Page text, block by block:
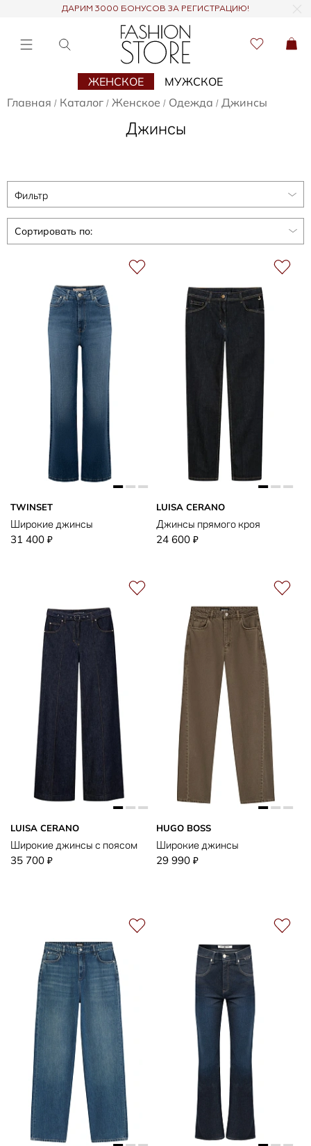
ДАРИМ 3000 БОНУСОВ ЗА РЕГИСТРАЦИЮ!
ЖЕНСКОЕ
МУЖСКОЕ
Главная / Каталог / Женское / Одежда / Джинсы
Джинсы
Фильтр
Сортировать по:
TWINSET
Широкие джинсы
31 400 ₽
LUISA CERANO
Джинсы прямого кроя
24 600 ₽
LUISA CERANO
Широкие джинсы с поясом
35 700 ₽
HUGO BOSS
Широкие джинсы
29 990 ₽